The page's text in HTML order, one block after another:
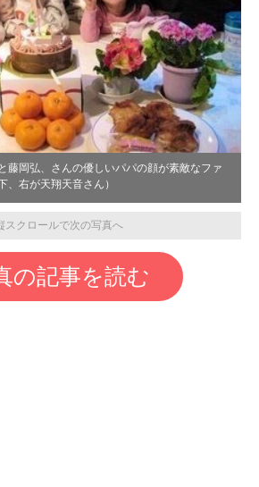
藤岡弘、さんの優しいパパの顔が素敵なファ
、右が天翔天音さん）
スクロールで次の写真へ
の記事を読む